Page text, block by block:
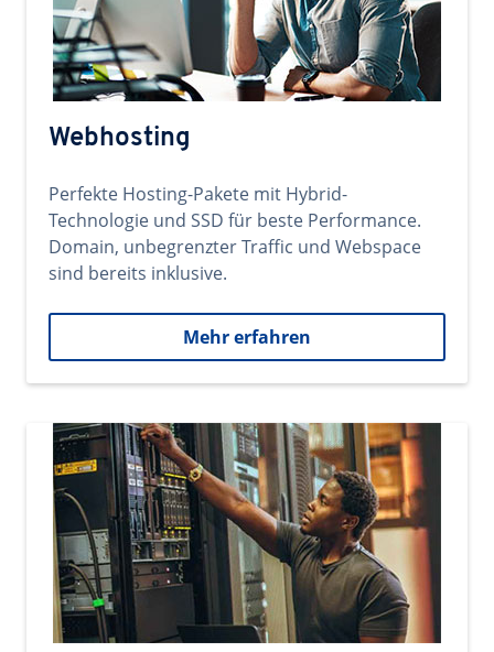
Webhosting
Perfekte Hosting-Pakete mit Hybrid-
Technologie und SSD für beste Performance.
Domain, unbegrenzter Traffic und Webspace
sind bereits inklusive.
Mehr erfahren